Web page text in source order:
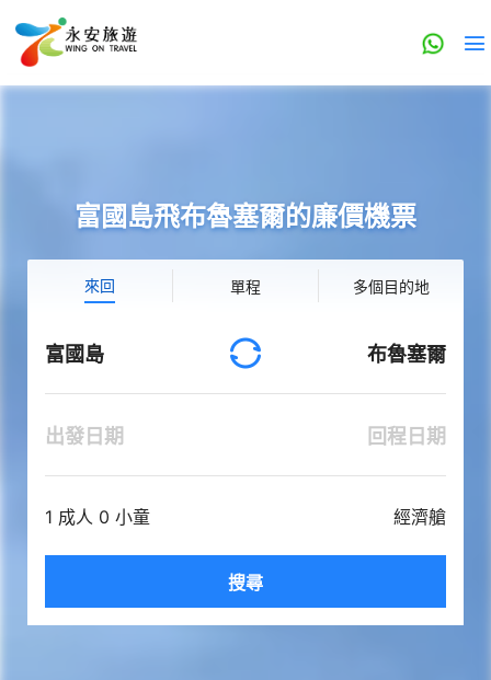
富國島飛布魯塞爾的廉價機票
來回 單程 多個目的地
富國島 布魯塞爾
出發日期 回程日期
1 成人 0 小童 經濟艙
搜尋